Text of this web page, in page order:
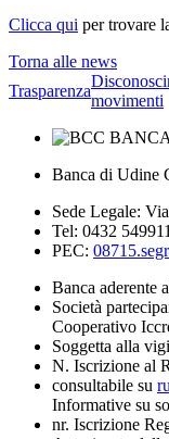
Clicca qui per trovare
Torna alle news
Trasparenza
movimenti
Banca di Udine
Sede Legale:
Tel: 0432 549911
PEC:
Banca aderente
Società
Cooperativo
Soggetta alla
N. Iscrizione al
consultabile su
Informative su
nr. Iscrizione